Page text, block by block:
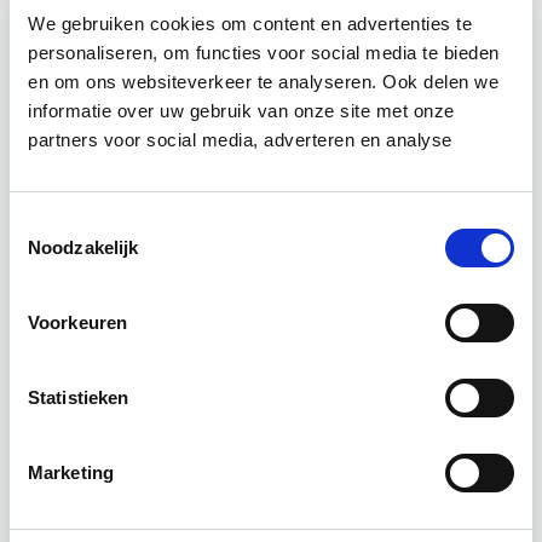
We gebruiken cookies om content en advertenties te
personaliseren, om functies voor social media te bieden
en om ons websiteverkeer te analyseren. Ook delen we
informatie over uw gebruik van onze site met onze
partners voor social media, adverteren en analyse
Noodzakelijk
Voorkeuren
Statistieken
Marketing
Relevant bij dit artikel
Verduurzaming Vastgoed en
DMJOP
formuleren en te vertalen naar een duurzaam
Utrecht & Online